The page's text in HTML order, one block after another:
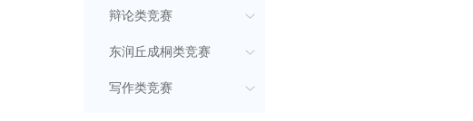
辩论类竞赛
东润丘成桐类竞赛
写作类竞赛